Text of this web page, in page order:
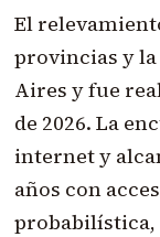
El
provincias y
Aires y fue
de 2026. La
internet y
años con
probabilística,